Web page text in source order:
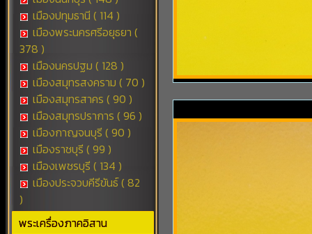
เมืองปทุมธานี ( 114 )
เมืองพระนครศรีอยุธยา (
378 )
เมืองนครปฐม ( 128 )
เมืองสมุทรสงคราม ( 70 )
เมืองสมุทรสาคร ( 90 )
เมืองสมุทรปราการ ( 96 )
เมืองกาญจนบุรี ( 90 )
เมืองราชบุรี ( 99 )
เมืองเพชรบุรี ( 134 )
เมืองประจวบคีรีขันธ์ ( 82
)
พระเครื่องภาคอิสาน